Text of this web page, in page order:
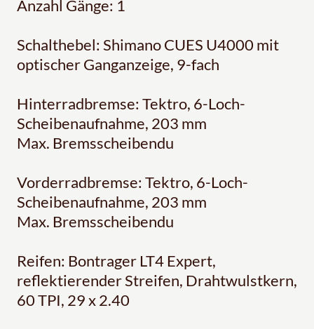
Anzahl Gänge: 1
Schalthebel: Shimano CUES U4000 mit
optischer Ganganzeige, 9-fach
Hinterradbremse: Tektro, 6-Loch-
Scheibenaufnahme, 203 mm
Max. Bremsscheibendu
Vorderradbremse: Tektro, 6-Loch-
Scheibenaufnahme, 203 mm
Max. Bremsscheibendu
Reifen: Bontrager LT4 Expert,
reflektierender Streifen, Drahtwulstkern,
60 TPI, 29 x 2.40